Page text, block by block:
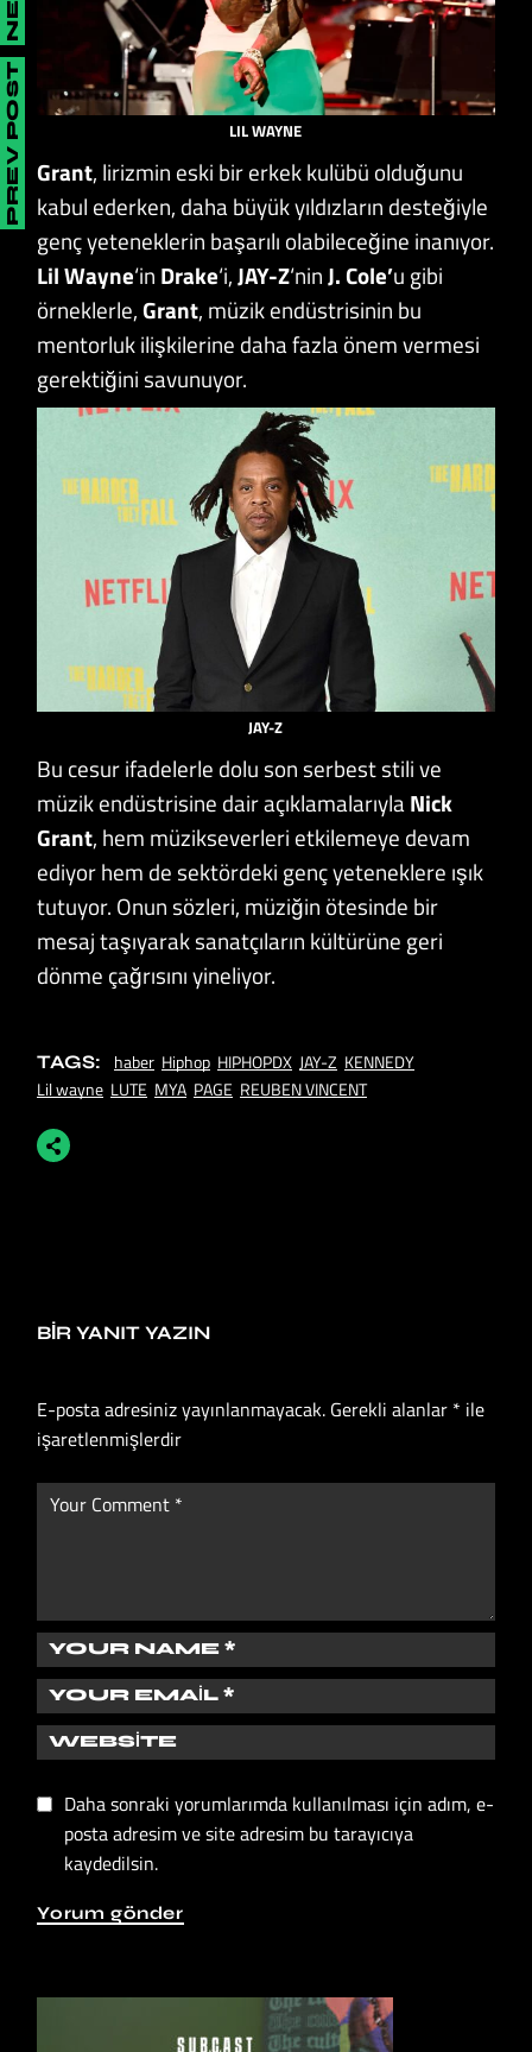
LIL WAYNE
Grant, lirizmin eski bir erkek kulübü olduğunu
kabul ederken, daha büyük yıldızların desteğiyle
genç yeteneklerin başarılı olabileceğine inanıyor.
Lil Wayne‘in Drake‘i,JAY-Z‘ninJ. Cole’u gibi
örneklerle,Grant, müzik endüstrisinin bu
mentorluk ilişkilerine daha fazla önem vermesi
gerektiğini savunuyor.
JAY-Z
Bu cesur ifadelerle dolu son serbest stili ve
müzik endüstrisine dair açıklamalarıylaNick
Grant, hem müzikseverleri etkilemeye devam
ediyor hem de sektördeki genç yeteneklere ışık
tutuyor. Onun sözleri, müziğin ötesinde bir
mesaj taşıyarak sanatçıların kültürüne geri
dönme çağrısını yineliyor.
TAGS: haber Hiphop HIPHOPDX JAY-Z KENNEDY
Lil wayne LUTE MYA PAGE REUBEN VINCENT
PREV POST
BIR YANIT YAZIN
E-posta adresiniz yayınlanmayacak. Gerekli alanlar * ile
işaretlenmişlerdir
Daha sonraki yorumlarımda kullanılması için adım, e-
posta adresim ve site adresim bu tarayıcıya
kaydedilsin.
Yorum gönder